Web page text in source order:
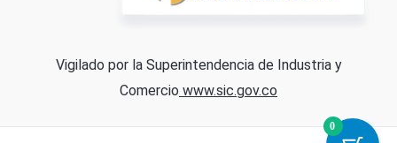
Vigilado por la Superintendencia de Industria y
Comercio www.sic.gov.co
0